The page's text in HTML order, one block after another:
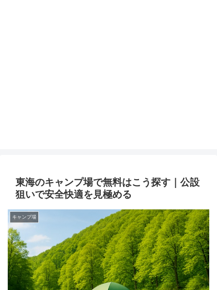
東海のキャンプ場で無料はこう探す｜公設
狙いで安全快適を見極める
キャンプ場